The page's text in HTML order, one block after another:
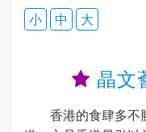
小 中 大
晶文
香港的食肆多不